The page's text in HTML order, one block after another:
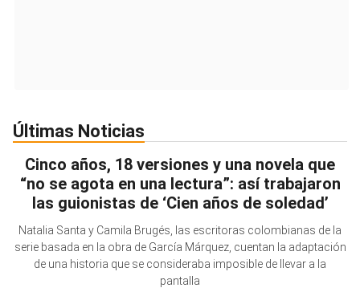
Últimas Noticias
Cinco años, 18 versiones y una novela que
“no se agota en una lectura”: así trabajaron
las guionistas de ‘Cien años de soledad’
Natalia Santa y Camila Brugés, las escritoras colombianas de la
serie basada en la obra de García Márquez, cuentan la adaptación
de una historia que se consideraba imposible de llevar a la
pantalla